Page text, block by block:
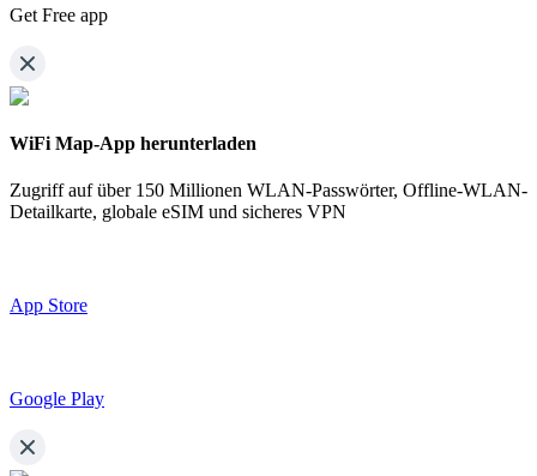
Get Free app
WiFi Map-App herunterladen
Zugriff auf über 150 Millionen WLAN-Passwörter, Offline-WLAN-
Detailkarte, globale eSIM und sicheres VPN
App Store
Google Play